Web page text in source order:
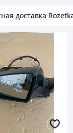
доставка